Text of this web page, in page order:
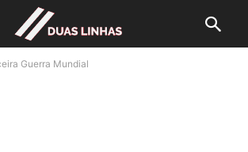
Guerra Mundial